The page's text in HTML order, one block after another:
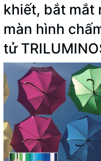
khiết, bắt mắt
màn hình
tử